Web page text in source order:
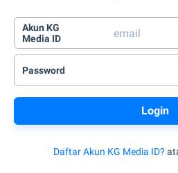
Akun KG
Media ID
Password
Daftar Akun KG Media ID?